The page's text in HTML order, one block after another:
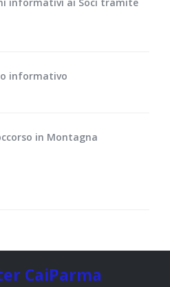
informativo
in Montagna
CaiParma